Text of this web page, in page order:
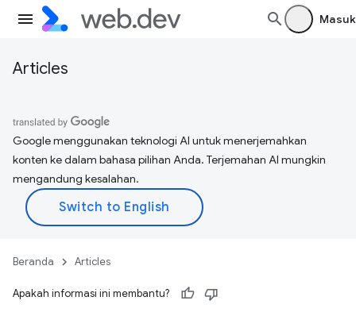
Masuk
Articles
Google menggunakan teknologi AI untuk menerjemahkan
konten ke dalam bahasa pilihan Anda. Terjemahan AI mungkin
mengandung kesalahan.
Beranda Articles
Apakah informasi ini membantu?